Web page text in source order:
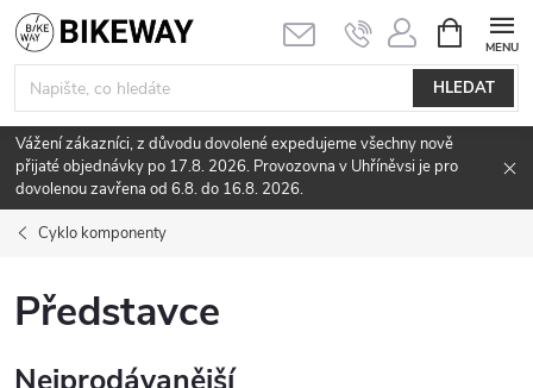
Přejít
na
obsah
HLEDAT
NÁKUPNÍ
KOŠÍK
Vážení zákazníci, z důvodu dovolené expedujeme všechny nově
přijaté objednávky po 17.8. 2026. Provozovna v Uhříněvsi je pro
dovolenou zavřena od 6.8. do 16.8. 2026.
Cyklo komponenty
Představce